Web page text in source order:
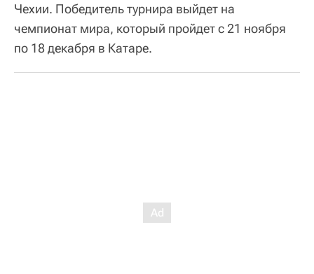
Чехии. Победитель турнира выйдет на
чемпионат мира, который пройдет с 21 ноября
по 18 декабря в Катаре.